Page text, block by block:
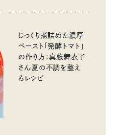
じっくり煮詰めた濃厚
ペースト「発酵トマト」
の作り方：真藤舞衣子
さん夏の不調を整え
るレシピ